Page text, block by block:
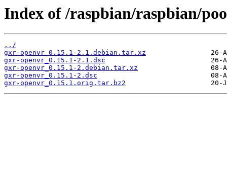
Index of /raspbian/raspbian/
../
gxr-openvr_0.15.1-2.1.debian.tar.xz
gxr-openvr_0.15.1-2.1.dsc
gxr-openvr_0.15.1-2.debian.tar.xz
gxr-openvr_0.15.1-2.dsc
gxr-openvr_0.15.1.orig.tar.bz2